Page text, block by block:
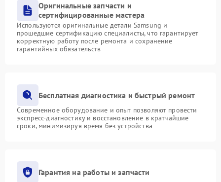
Оригинальные запчасти и
сертифицированные мастера
Используются оригинальные детали Samsung и
прошедшие сертификацию специалисты, что гарантирует
корректную работу после ремонта и сохранение
гарантийных обязательств
Бесплатная диагностика и быстрый ремонт
Современное оборудование и опыт позволяют провести
экспресс-диагностику и восстановление в кратчайшие
сроки, минимизируя время без устройства
Гарантия на работы и запчасти